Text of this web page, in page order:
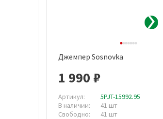
Быстрый просмотр
Джемпер Sosnovka
1 990 ₽
Артикул:
5PJT-15992.95
В наличии:
41 шт
Свободно:
41 шт